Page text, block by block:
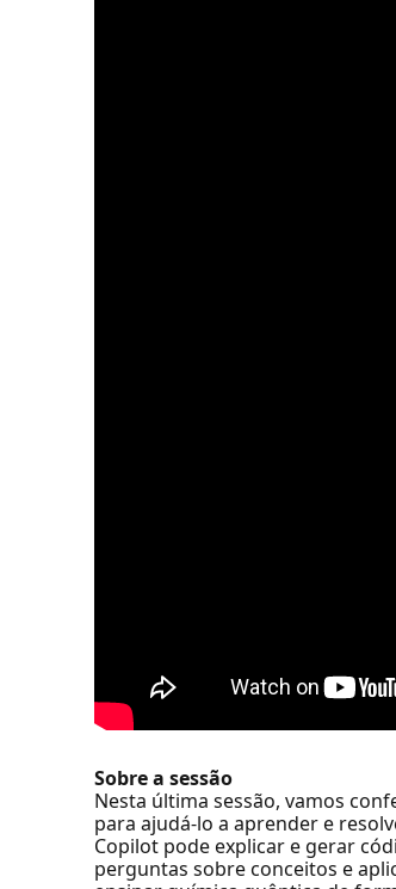
Sobre a sessão
Nesta última sessão, vamos
para ajudá-lo a aprender e
Copilot pode explicar e gerar
perguntas sobre conceitos e